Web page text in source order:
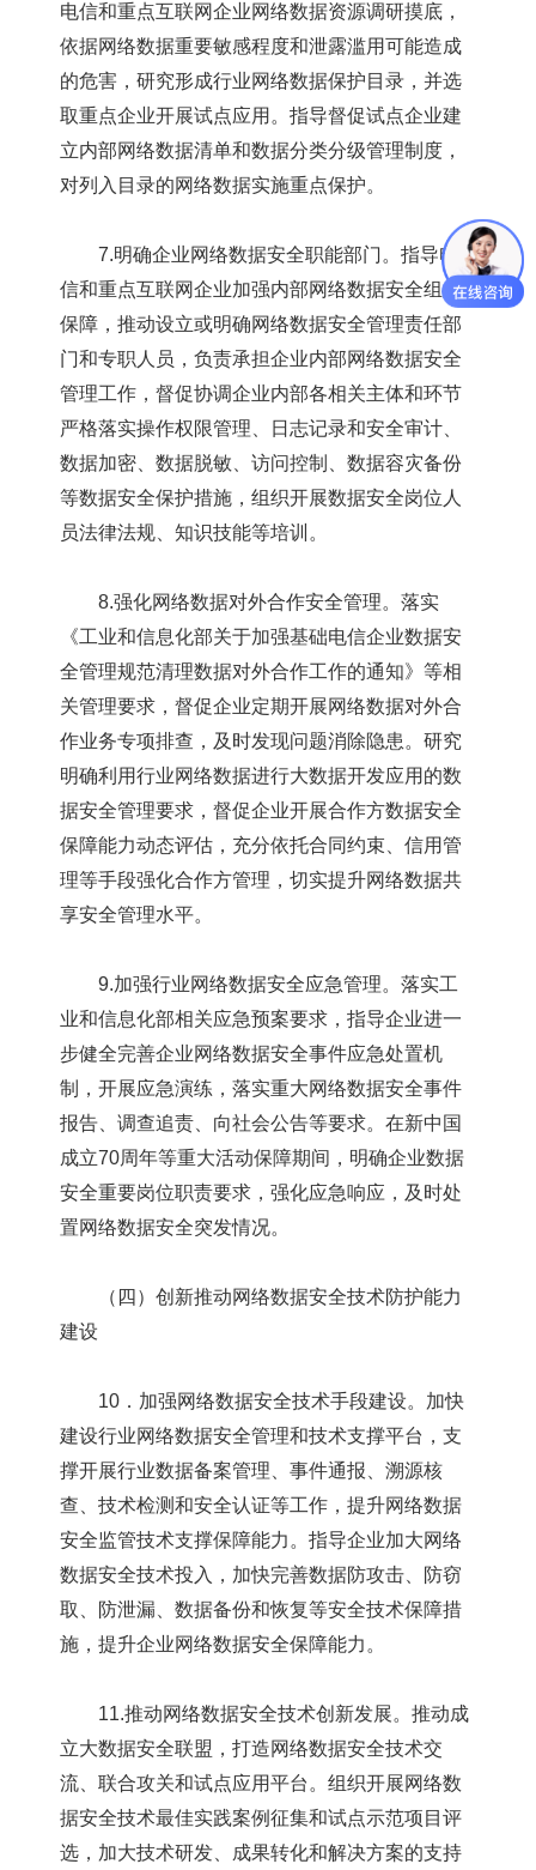
电信和重点互联网企业网络数据资源调研摸底，
依据网络数据重要敏感程度和泄露滥用可能造成
的危害，研究形成行业网络数据保护目录，并选
取重点企业开展试点应用。指导督促试点企业建
立内部网络数据清单和数据分类分级管理制度，
对列入目录的网络数据实施重点保护。
7.明确企业网络数据安全职能部门。指导电
信和重点互联网企业加强内部网络数据安全组织
保障，推动设立或明确网络数据安全管理责任部
门和专职人员，负责承担企业内部网络数据安全
管理工作，督促协调企业内部各相关主体和环节
严格落实操作权限管理、日志记录和安全审计、
数据加密、数据脱敏、访问控制、数据容灾备份
等数据安全保护措施，组织开展数据安全岗位人
员法律法规、知识技能等培训。
8.强化网络数据对外合作安全管理。落实
《工业和信息化部关于加强基础电信企业数据安
全管理规范清理数据对外合作工作的通知》等相
关管理要求，督促企业定期开展网络数据对外合
作业务专项排查，及时发现问题消除隐患。研究
明确利用行业网络数据进行大数据开发应用的数
据安全管理要求，督促企业开展合作方数据安全
保障能力动态评估，充分依托合同约束、信用管
理等手段强化合作方管理，切实提升网络数据共
享安全管理水平。
9.加强行业网络数据安全应急管理。落实工
业和信息化部相关应急预案要求，指导企业进一
步健全完善企业网络数据安全事件应急处置机
制，开展应急演练，落实重大网络数据安全事件
报告、调查追责、向社会公告等要求。在新中国
成立70周年等重大活动保障期间，明确企业数据
安全重要岗位职责要求，强化应急响应，及时处
置网络数据安全突发情况。
（四）创新推动网络数据安全技术防护能力
建设
10．加强网络数据安全技术手段建设。加快
建设行业网络数据安全管理和技术支撑平台，支
撑开展行业数据备案管理、事件通报、溯源核
查、技术检测和安全认证等工作，提升网络数据
安全监管技术支撑保障能力。指导企业加大网络
数据安全技术投入，加快完善数据防攻击、防窃
取、防泄漏、数据备份和恢复等安全技术保障措
施，提升企业网络数据安全保障能力。
11.推动网络数据安全技术创新发展。推动成
立大数据安全联盟，打造网络数据安全技术交
流、联合攻关和试点应用平台。组织开展网络数
据安全技术最佳实践案例征集和试点示范项目评
选，加大技术研发、成果转化和解决方案的支持